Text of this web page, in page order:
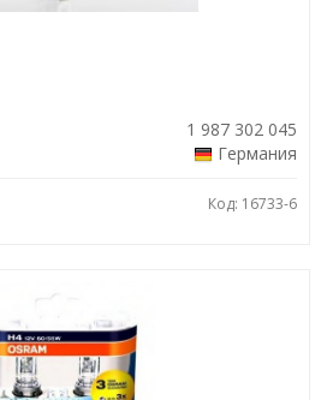
1 987 302 045
Германия
Код: 16733-6